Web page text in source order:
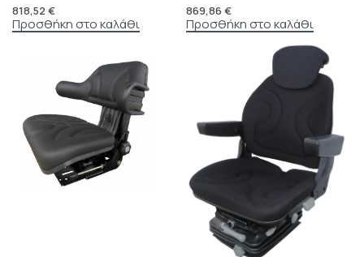
818,52 €
Προσθήκη στο καλάθι
869,86 €
Προσθήκη στο καλάθι